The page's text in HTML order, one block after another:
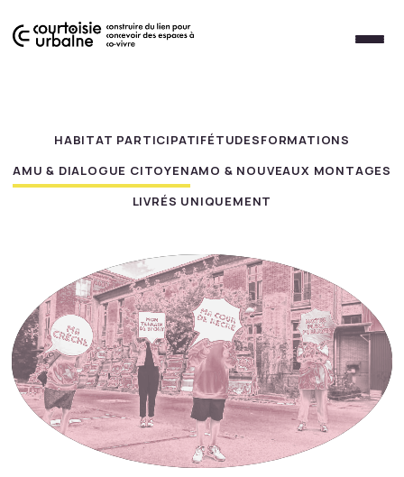
Nos missions
HABITAT PARTICIPATIFÉTUDESFORMATIONS
AMU & DIALOGUE CITOYENAMO & NOUVEAUX MONTAGES
LIVRÉS UNIQUEMENT